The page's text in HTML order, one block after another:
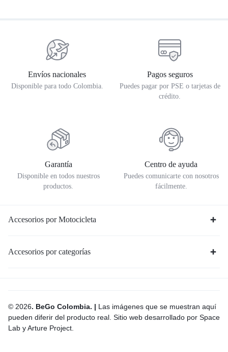
Envíos nacionales
Disponible para todo Colombia.
Pagos seguros
Puedes pagar por PSE o tarjetas de
crédito.
Garantía
Disponible en todos nuestros
productos.
Centro de ayuda
Puedes comunicarte con nosotros
fácilmente.
Accesorios por Motocicleta
Accesorios por categorías
© 2026. BeGo Colombia. | Las imágenes que se muestran aquí
pueden diferir del producto real. Sitio web desarrollado por Space
Lab y Arture Project.